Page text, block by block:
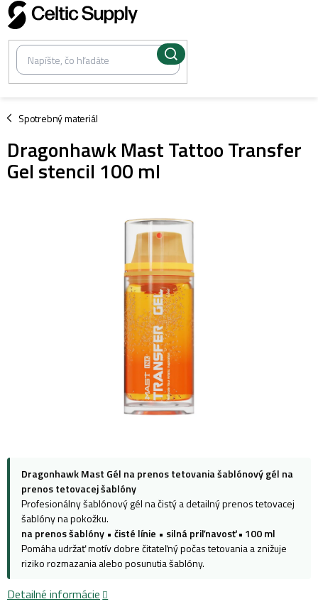
Prejsť
na
obsah
Spotrebný materiál
/
Dragonhawk Mast Tattoo Transfer
Gel stencil 100 ml
Dragonhawk Mast Gél na prenos tetovania šablónový gél na
prenos tetovacej šablóny
Profesionálny šablónový gél na čistý a detailný prenos tetovacej
šablóny na pokožku.
na prenos šablóny • čisté línie • silná priľnavosť • 100 ml
Pomáha udržať motív dobre čitateľný počas tetovania a znižuje
riziko rozmazania alebo posunutia šablóny.
Detailné informácie